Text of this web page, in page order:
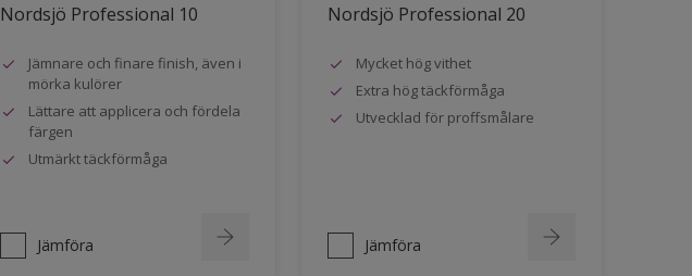
Nordsjö Professional 10
Jämnare och finare finish, även i
mörka kulörer
Lättare att applicera och fördela
färgen
Utmärkt täckförmåga
Jämföra
Nordsjö Professional 20
Mycket hög vithet
Extra hög täckförmåga
Utvecklad för proffsmålare
Jämföra